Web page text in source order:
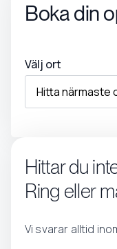
Boka din
Välj ort
Hittar du
Ring eller
Vi svarar alltid